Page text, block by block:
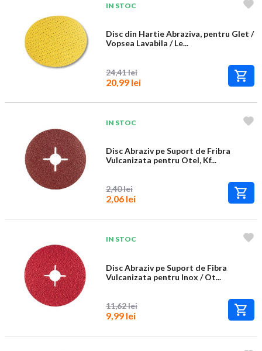
IN STOC
Disc din Hartie Abraziva, pentru Glet /
Vopsea Lavabila / Le...
24,41 lei
20,99 lei
IN STOC
Disc Abraziv pe Suport de Fribra
Vulcanizata pentru Otel, Kf...
2,40 lei
2,06 lei
IN STOC
Disc Abraziv pe Suport de Fibra
Vulcanizata pentru Inox / Ot...
11,62 lei
9,99 lei